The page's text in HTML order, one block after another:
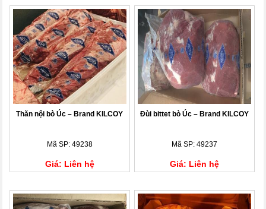
Thăn nội bò Úc – Brand KILCOY
Mã SP: 49238
Giá: Liên hệ
Đùi bittet bò Úc – Brand KILCOY
Mã SP: 49237
Giá: Liên hệ